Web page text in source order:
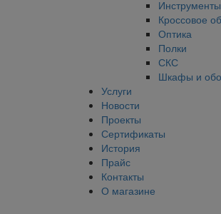
Инструменты
Кроссовое
Оптика
Полки
СКС
Шкафы и
Услуги
Новости
Проекты
Сертификаты
История
Прайс
Контакты
О магазине